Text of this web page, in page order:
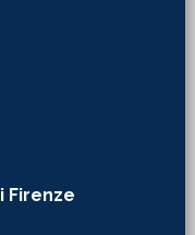
Firenze